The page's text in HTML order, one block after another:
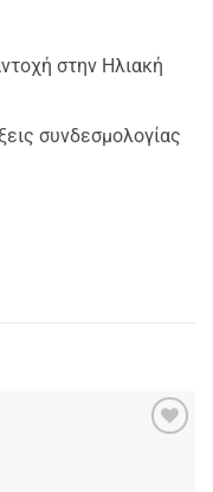
στην Ηλιακή
συνδεσμολογίας